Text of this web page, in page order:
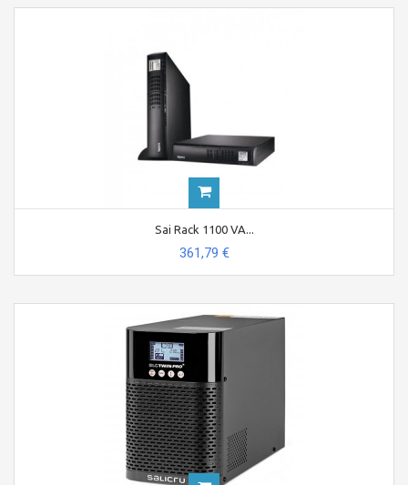
Sai Rack 1100 VA...
361,79 €